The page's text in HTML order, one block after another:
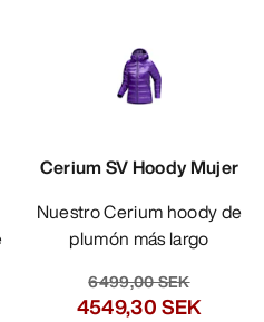
Cerium SV Hoody Mujer
Nuestro Cerium hoody de
plumón más largo
6499,00 SEK
4549,30 SEK